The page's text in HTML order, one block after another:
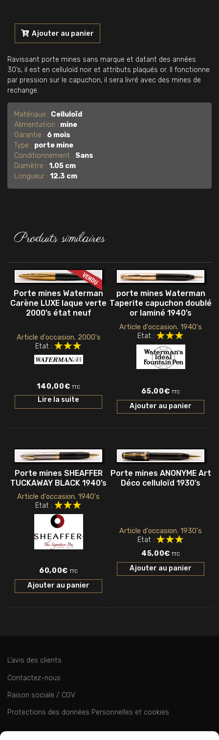
Porte
ANONYME
celluloïd
1930's
Ajouter au panier
Ravissant porte mines sans marque et datant des années
30’s, il est en celluloïd noir et attributs plaqués or. Il fonctionne
par pression sur le capuchon, il sera livré avec des mines de
rechange.
Matériaux : Celluloïd
Alimentation : mine
Garantie : 6 mois
Type : porte mine
Conditionnement : Sans
Diamètre :1.05 cm
Longueur :12.3 cm
Produits similaires
Porte mines Waterman
Carène LUXE laque verte
2000’s état neuf
Article d'occasion. 2000's
Etat :
140,00€ TTC
Lire la suite
porte mines Waterman
Taperite capuchon doublé
or laminé 1940’s
Article d'occasion. 1940's
Etat :
65,00€ TTC
Ajouter au panier
Porte mines SHEAFFER
TUCKAWAY BLACK 1940’s
Article d'occasion. 1940's
Etat :
60,00€ TTC
Ajouter au panier
Porte mines ANONYME Art
Déco celluloïd 1930’s
Article d'occasion. 1930's
Etat :
45,00€ TTC
Ajouter au panier
L’avis des clients
Contactez-nous
Raison sociale / CGV
Protections des données Personnelles et cookies